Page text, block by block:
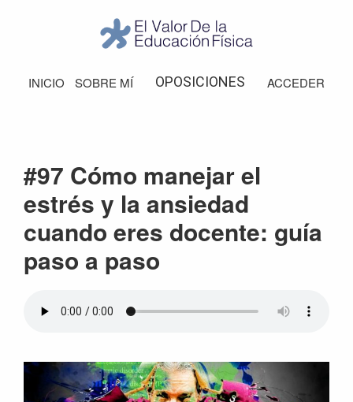
navegación
principal
barra
Valor
de
INICIO SOBRE MÍ OPOSICIONES ACCEDER
#97 Cómo manejar el
estrés y la ansiedad
cuando eres docente: guía
paso a paso